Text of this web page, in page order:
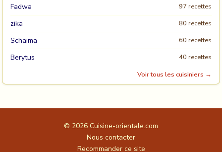
Fadwa 97 recettes
zika 80 recettes
Schaima 60 recettes
Berytus
40 recettes
Voir tous les cuisiniers →
© 2026 Cuisine-orientale.com
Nous contacter
Recommander ce site